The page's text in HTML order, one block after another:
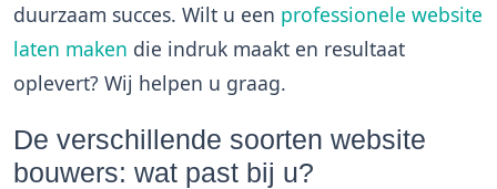
duurzaam succes. Wilt u een professionele website
laten maken die indruk maakt en resultaat
oplevert? Wij helpen u graag.
De verschillende soorten website
bouwers: wat past bij u?